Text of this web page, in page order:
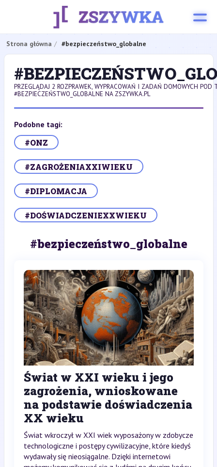
Strona główna #bezpieczeństwo_globalne
PRZEGLĄDAJ 2 ROZPRAWEK, WYPRACOWAŃ I ZADAŃ DOMOWYCH POD
#BEZPIECZEŃSTWO_GLOBALNE NA ZSZYWKA.PL
Podobne tagi:
#ONZ
#ZAGROŻENIAXXIWIEKU
#DIPLOMACJA
#DOŚWIADCZENIEXXWIEKU
#bezpieczeństwo_globalne
Świat w XXI wieku i jego
zagrożenia, wnioskowane
na podstawie doświadczenia
XX wieku
Świat wkroczył w XXI wiek wyposażony w zdobycze
technologiczne i postępy cywilizacyjne, które kiedyś
wydawały się nieosiągalne. Dzięki internetowi